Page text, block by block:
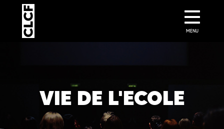
VIE DE L'ECOLE
MENU